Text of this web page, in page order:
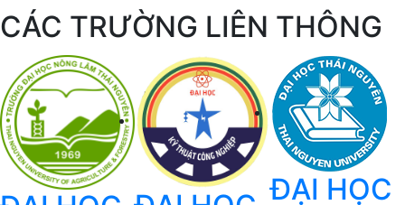
CÁC TRƯỜNG LIÊN THÔNG
ĐẠI HỌC